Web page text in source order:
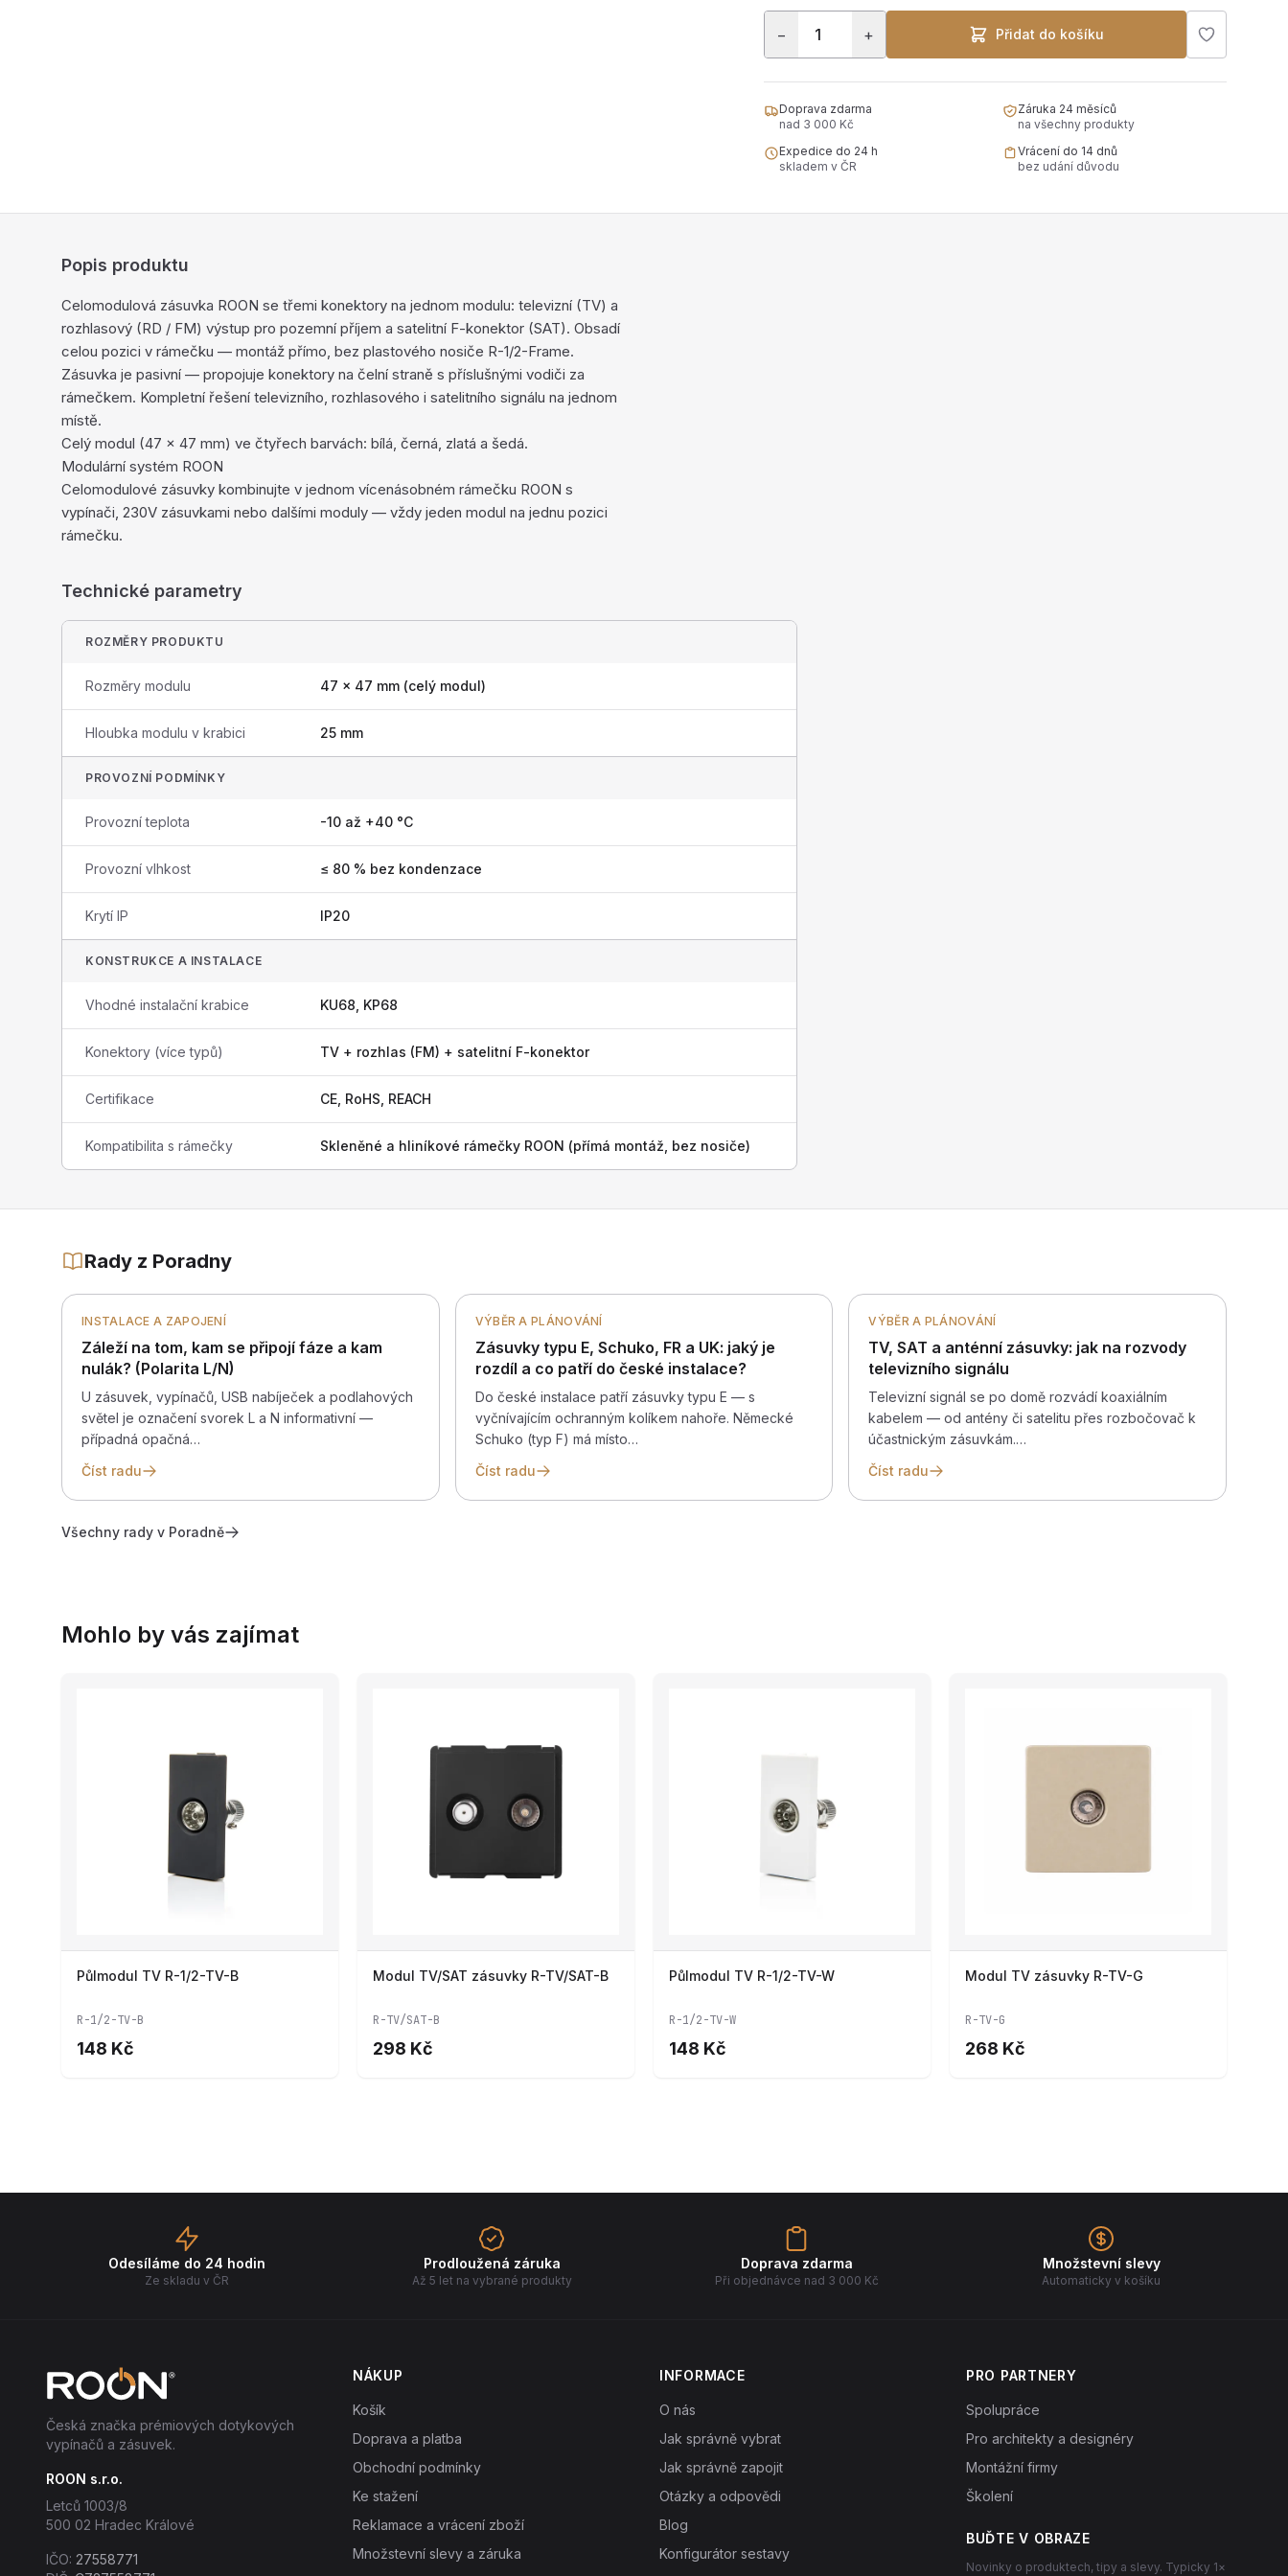
− + Přidat do košíku
Doprava zdarma
nad 3 000 Kč
Záruka 24 měsíců
na všechny produkty
Expedice do 24 h
skladem v ČR
Vrácení do 14 dnů
bez udání důvodu
Popis produktu
Celomodulová zásuvka ROON se třemi konektory na jednom modulu: televizní (TV) a
rozhlasový (RD / FM) výstup pro pozemní příjem a satelitní F-konektor (SAT). Obsadí
celou pozici v rámečku — montáž přímo, bez plastového nosiče R-1/2-Frame.
Zásuvka je pasivní — propojuje konektory na čelní straně s příslušnými vodiči za
rámečkem. Kompletní řešení televizního, rozhlasového i satelitního signálu na jednom
místě.
Celý modul (47 × 47 mm) ve čtyřech barvách: bílá, černá, zlatá a šedá.
Modulární systém ROON
Celomodulové zásuvky kombinujte v jednom vícenásobném rámečku ROON s
vypínači, 230V zásuvkami nebo dalšími moduly — vždy jeden modul na jednu pozici
rámečku.
Technické parametry
ROZMĚRY PRODUKTU
Rozměry modulu 47 × 47 mm (celý modul)
Hloubka modulu v krabici 25 mm
PROVOZNÍ PODMÍNKY
Provozní teplota -10 až +40 °C
Provozní vlhkost ≤ 80 % bez kondenzace
Krytí IP IP20
KONSTRUKCE A INSTALACE
Vhodné instalační krabice KU68, KP68
Konektory (více typů) TV + rozhlas (FM) + satelitní F-konektor
Certifikace CE, RoHS, REACH
Kompatibilita s rámečky Skleněné a hliníkové rámečky ROON (přímá montáž, bez nosiče)
Rady z Poradny
INSTALACE A ZAPOJENÍ
Záleží na tom, kam se připojí fáze a kam
nulák? (Polarita L/N)
U zásuvek, vypínačů, USB nabíječek a podlahových
světel je označení svorek L a N informativní —
případná opačná…
Číst radu
VÝBĚR A PLÁNOVÁNÍ
Zásuvky typu E, Schuko, FR a UK: jaký je
rozdíl a co patří do české instalace?
Do české instalace patří zásuvky typu E — s
vyčnívajícím ochranným kolíkem nahoře. Německé
Schuko (typ F) má místo…
Číst radu
VÝBĚR A PLÁNOVÁNÍ
TV, SAT a anténní zásuvky: jak na rozvody
televizního signálu
Televizní signál se po domě rozvádí koaxiálním
kabelem — od antény či satelitu přes rozbočovač k
účastnickým zásuvkám.…
Číst radu
Všechny rady v Poradně
Mohlo by vás zajímat
Půlmodul TV R-1/2-TV-B
R-1/2-TV-B
148 Kč
Modul TV/SAT zásuvky R-TV/SAT-B
R-TV/SAT-B
298 Kč
Půlmodul TV R-1/2-TV-W
R-1/2-TV-W
148 Kč
Modul TV zásuvky R-TV-G
R-TV-G
268 Kč
Odesíláme do 24 hodin
Ze skladu v ČR
Prodloužená záruka
Až 5 let na vybrané produkty
Doprava zdarma
Při objednávce nad 3 000 Kč
Množstevní slevy
Automaticky v košíku
Česká značka prémiových dotykových
vypínačů a zásuvek.
ROON s.r.o.
Letců 1003/8
500 02 Hradec Králové
IČO: 27558771
NÁKUP
Košík
Doprava a platba
Obchodní podmínky
Ke stažení
Reklamace a vrácení zboží
Množstevní slevy a záruka
INFORMACE
O nás
Jak správně vybrat
Jak správně zapojit
Otázky a odpovědi
Blog
Konfigurátor sestavy
PRO PARTNERY
Spolupráce
Pro architekty a designéry
Montážní firmy
Školení
BUĎTE V OBRAZE
Novinky o produktech, tipy a slevy. Typicky 1×